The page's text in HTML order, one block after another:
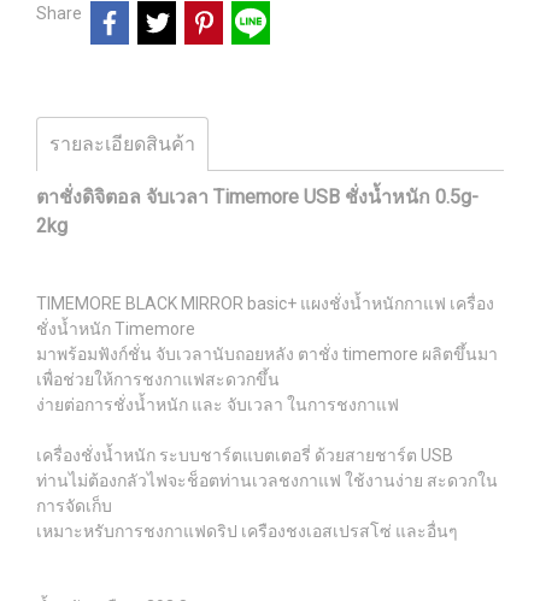
Share
รายละเอียดสินค้า
ตาชั่งดิจิตอล จับเวลา Timemore USB ชั่งน้ำหนัก 0.5g-
2kg
TIMEMORE BLACK MIRROR basic+ แผงชั่งน้ำหนักกาแฟ เครื่อง
ชั่งน้ำหนัก Timemore
มาพร้อมฟังก์ชั่น จับเวลานับถอยหลัง ตาชั่ง timemore ผลิตขึ้นมา
เพื่อช่วยให้การชงกาแฟสะดวกขึ้น
ง่ายต่อการชั่งน้ำหนัก และ จับเวลา ในการชงกาแฟ
เครื่องชั่งน้ำหนัก ระบบชาร์ตแบตเตอรี่ ด้วยสายชาร์ต USB
ท่านไม่ต้องกลัวไฟจะช็อตท่านเวลชงกาแฟ ใช้งานง่าย สะดวกใน
การจัดเก็บ
เหมาะหรับการชงกาแฟดริป เครืองชงเอสเปรสโซ่ และอื่นๆ